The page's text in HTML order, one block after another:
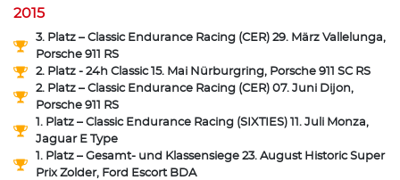
2015
3. Platz – Classic Endurance Racing (CER) 29. März Vallelunga,
Porsche 911 RS
2. Platz - 24h Classic 15. Mai Nürburgring, Porsche 911 SC RS
2. Platz – Classic Endurance Racing (CER) 07. Juni Dijon,
Porsche 911 RS
1. Platz – Classic Endurance Racing (SIXTIES) 11. Juli Monza,
Jaguar E Type
1. Platz – Gesamt- und Klassensiege 23. August Historic Super
Prix Zolder, Ford Escort BDA